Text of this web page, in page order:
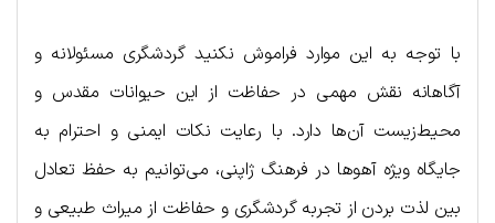
با توجه به این موارد فراموش نکنید گردشگری مسئولانه و
آگاهانه نقش مهمی در حفاظت از این حیوانات مقدس و
محیط‌زیست آن‌ها دارد. با رعایت نکات ایمنی و احترام به
جایگاه ویژه آهوها در فرهنگ ژاپنی، می‌توانیم به حفظ تعادل
بین لذت بردن از تجربه گردشگری و حفاظت از میراث طبیعی و